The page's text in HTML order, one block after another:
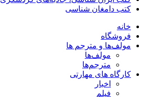
کتب دامغان شناسی
خانه
فروشگاه
مولف‌ها و مترجم ها
مولف‌ها
مترجم‌ها
کارگاه های مهارتی
اخبار
فیلم